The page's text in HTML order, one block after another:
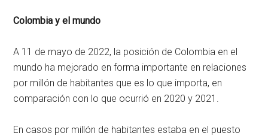
Colombia y el mundo
A 11 de mayo de 2022, la posición de Colombia en el
mundo ha mejorado en forma importante en relaciones
por millón de habitantes que es lo que importa, en
comparación con lo que ocurrió en 2020 y 2021.
En casos por millón de habitantes estaba en el puesto